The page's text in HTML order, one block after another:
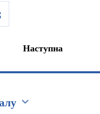
Наступна